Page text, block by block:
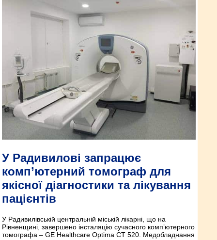
У Радивилові запрацює
комп’ютерний томограф для
якісної діагностики та лікування
пацієнтів
У Радивилівській центральній міській лікарні, що на
Рівненщині, завершено інсталяцію сучасного комп’ютерного
томографа – GE Healthcare Optima CT 520. Медобладнання